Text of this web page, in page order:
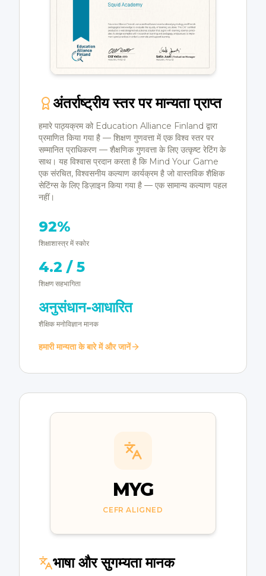
अंतर्राष्ट्रीय स्तर पर मान्यता प्राप्त
हमारे पाठ्यक्रम को Education Alliance Finland द्वारा
प्रमाणित किया गया है — शिक्षण गुणवत्ता में एक विश्व स्तर पर
सम्मानित प्राधिकरण — शैक्षणिक गुणवत्ता के लिए उत्कृष्ट रेटिंग के
साथ। यह विश्वास प्रदान करता है कि Mind Your Game
एक संरचित, विश्वसनीय कल्याण कार्यक्रम है जो वास्तविक शैक्षिक
सेटिंग्स के लिए डिज़ाइन किया गया है — एक सामान्य कल्याण पहल
नहीं।
92%
शिक्षाशास्त्र में स्कोर
4.2 / 5
शिक्षण सहभागिता
अनुसंधान-आधारित
शैक्षिक मनोविज्ञान मानक
हमारी मान्यता के बारे में और जानें
MYG
CEFR ALIGNED
भाषा और सुगम्यता मानक